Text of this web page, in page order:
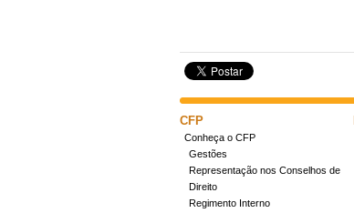
CFP
Conheça o CFP
Gestões
Representação nos Conselhos de
Direito
Regimento Interno